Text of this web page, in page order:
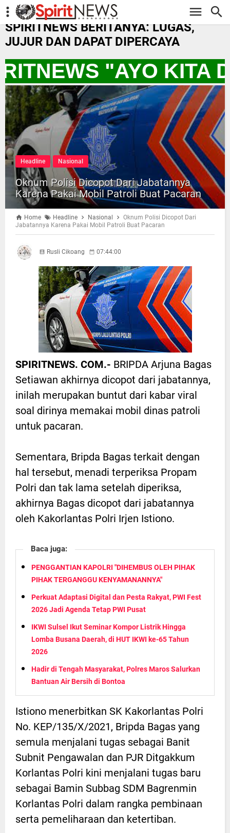
-->
SPIRITNEWS BERITANYA: LUGAS,
JUJUR DAN DAPAT DIPERCAYA
"AYO KITA
Headline Nasional
Oknum Polisi Dicopot Dari Jabatannya
Karena Pakai Mobil Patroli Buat Pacaran
Home Headline Nasional
Oknum Polisi Dicopot Dari
Jabatannya Karena Pakai Mobil Patroli Buat Pacaran
Rusli Cikoang 07:44:00
SPIRITNEWS. COM.- BRIPDA Arjuna Bagas
Setiawan akhirnya dicopot dari jabatannya,
inilah merupakan buntut dari kabar viral
soal dirinya memakai mobil dinas patroli
untuk pacaran.
Sementara, Bripda Bagas terkait dengan
hal tersebut, menadi terperiksa Propam
Polri dan tak lama setelah diperiksa,
akhirnya Bagas dicopot dari jabatannya
oleh Kakorlantas Polri Irjen Istiono.
Baca juga:
PENGGANTIAN KAPOLRI "DIHEMBUS OLEH PIHAK
PIHAK TERGANGGU KENYAMANANNYA"
Perkuat Adaptasi Digital dan Pesta Rakyat, PWI Fest
2026 Jadi Agenda Tetap PWI Pusat
IKWI Sulsel Ikut Seminar Kompor Listrik Hingga
Lomba Busana Daerah, di HUT IKWI ke-65 Tahun
2026
Hadir di Tengah Masyarakat, Polres Maros Salurkan
Bantuan Air Bersih di Bontoa
Istiono menerbitkan SK Kakorlantas Polri
No. KEP/135/X/2021, Bripda Bagas yang
semula menjalani tugas sebagai Banit
Subnit Pengawalan dan PJR Ditgakkum
Korlantas Polri kini menjalani tugas baru
sebagai Bamin Subbag SDM Bagrenmin
Korlantas Polri dalam rangka pembinaan
serta pemeliharaan dan ketertiban.